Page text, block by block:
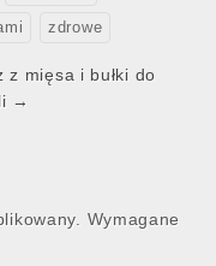
zdrowe
z mięsa i bułki do
→
Wymagane